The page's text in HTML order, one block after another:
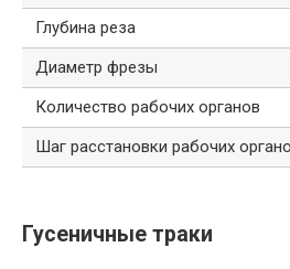
Глубина реза
Диаметр фрезы
Количество рабочих органов
Шаг расстановки рабочих
Гусеничные траки